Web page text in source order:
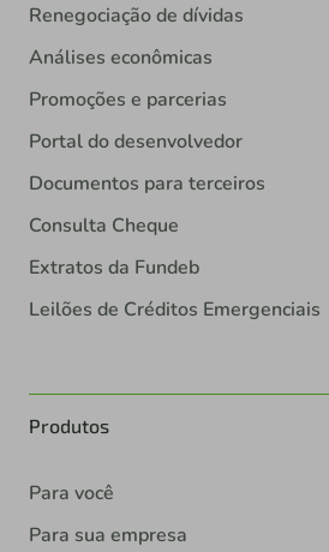
Renegociação de dívidas
Análises econômicas
Promoções e parcerias
Portal do desenvolvedor
Documentos para terceiros
Consulta Cheque
Extratos da Fundeb
Leilões de Créditos Emergenciais
Produtos
Para você
Para sua empresa